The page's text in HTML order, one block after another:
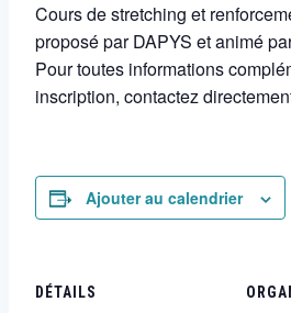
Cours de stretching et
proposé par DAPYS et animé
Pour toutes informations
inscription, contactez
Ajouter au calendrier
DÉTAILS